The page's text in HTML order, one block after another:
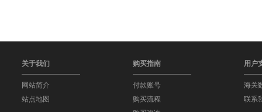
关于我们
网站简介
站点地图
购买指南
付款账号
购买流程
用户
海关
联系